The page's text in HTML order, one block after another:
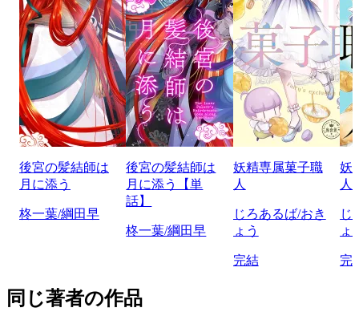
後宮の髪結師は
月に添う
柊一葉/綱田早
後宮の髪結師は
月に添う【単
話】
柊一葉/綱田早
妖精専属菓子職
人
じろあるば/おき
ょう
完結
妖
人
じ
ょ
完
同じ著者の作品